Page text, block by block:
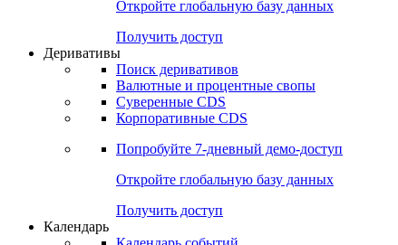
Попробуйте7-дневный
Откройте глобальную базу данных
Получить доступ
Деривативы
Поиск деривативов
Валютные и процентные свопы
Суверенные CDS
Корпоративные CDS
Попробуйте7-дневный
Откройте глобальную базу данных